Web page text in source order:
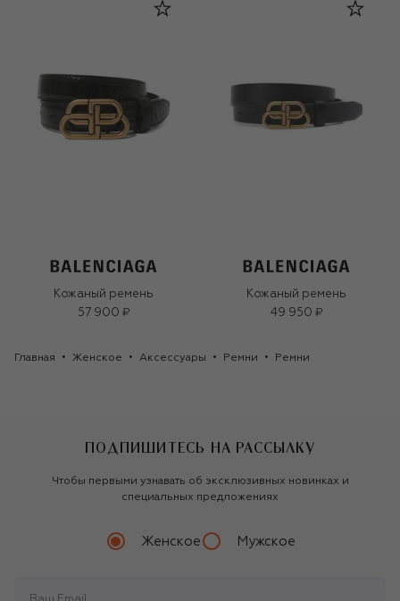
Кожаный ремень
57 900 ₽
Кожаный ремень
49 950 ₽
Главная Женское Аксессуары Ремни Ремни
ПОДПИШИТЕСЬ НА РАССЫЛКУ
Чтобы первыми узнавать об эксклюзивных новинках и
специальных предложениях
Женское Мужское